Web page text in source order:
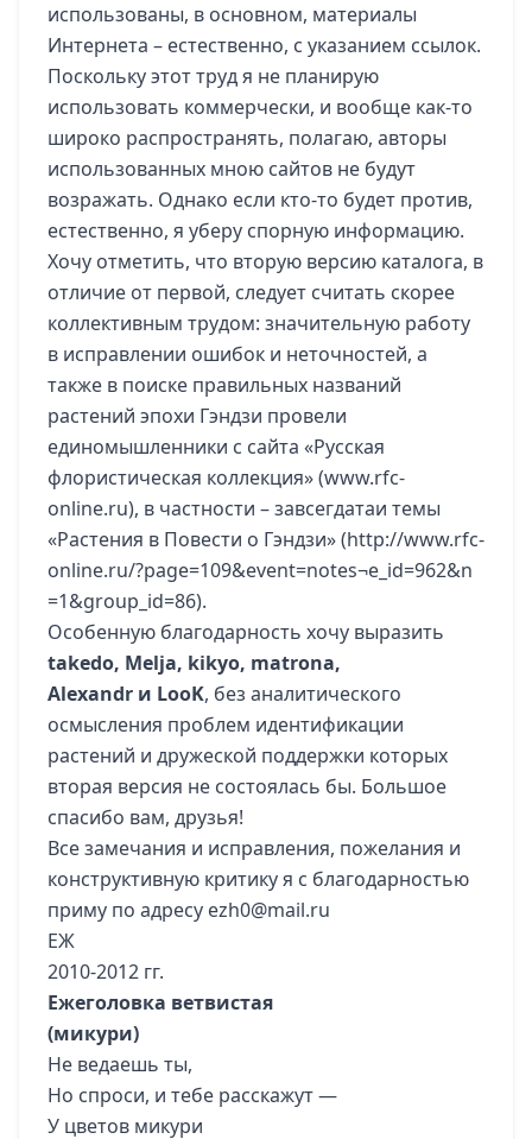
использованы, в основном, материалы
Интернета – естественно, с указанием ссылок.
Поскольку этот труд я не планирую
использовать коммерчески, и вообще как-то
широко распространять, полагаю, авторы
использованных мною сайтов не будут
возражать. Однако если кто-то будет против,
естественно, я уберу спорную информацию.
Хочу отметить, что вторую версию каталога, в
отличие от первой, следует считать скорее
коллективным трудом: значительную работу
в исправлении ошибок и неточностей, а
также в поиске правильных названий
растений эпохи Гэндзи провели
единомышленники с сайта «Русская
флористическая коллекция» (www.rfc-
online.ru), в частности – завсегдатаи темы
«Растения в Повести о Гэндзи» (http://www.rfc-
online.ru/?page=109&event=notes¬e_id=962&n
=1&group_id=86).
Особенную благодарность хочу выразить
takedo, Melja, kikyo, matrona,
Alexandr и LooK, без аналитического
осмысления проблем идентификации
растений и дружеской поддержки которых
вторая версия не состоялась бы. Большое
спасибо вам, друзья!
Все замечания и исправления, пожелания и
конструктивную критику я с благодарностью
приму по адресу ezh0@mail.ru
ЕЖ
2010-2012 гг.
Ежеголовка ветвистая
(микури)
Не ведаешь ты,
Но спроси, и тебе расскажут —
У цветов микури